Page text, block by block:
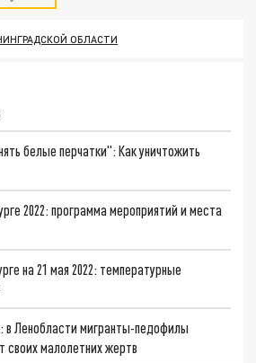
ОБЛАСТИ
белые перчатки": Как уничтожить
2022: программа мероприятий и места
на 21 мая 2022: температурные
в Ленобласти мигранты-педофилы
своих малолетних жертв